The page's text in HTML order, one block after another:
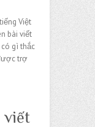
Việt
bài viết
gì thắc
trợ
viết